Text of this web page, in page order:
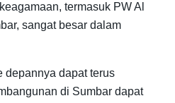
termasuk PW Al
sangat besar dalam
depannya dapat terus
di Sumbar dapat